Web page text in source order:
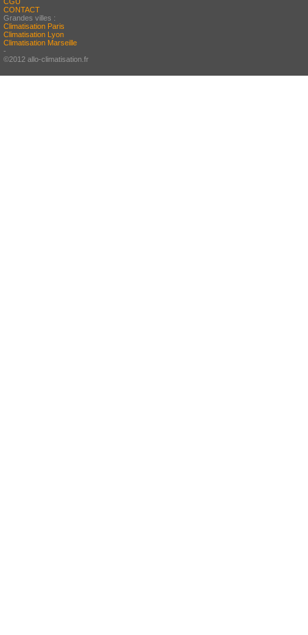
CONTACT
Grandes villes :
Climatisation Paris
Climatisation Lyon
Climatisation Marseille
-
©2012 allo-climatisation.fr